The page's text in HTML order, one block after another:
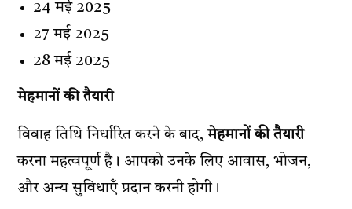
24 मई 2025
27 मई 2025
28 मई 2025
मेहमानों की तैयारी
विवाह तिथि निर्धारित करने के बाद,मेहमानों की तैयारी
करना महत्वपूर्ण है। आपको उनके लिए आवास, भोजन,
और अन्य सुविधाएँ प्रदान करनी होगी।